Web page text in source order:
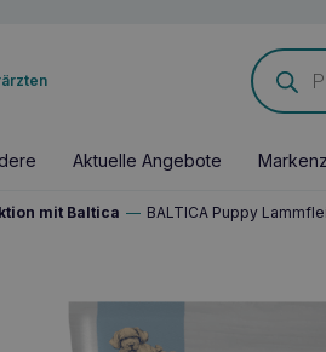
Products
search
Aktuelle Angebote
mit Baltica — BALTICA Puppy